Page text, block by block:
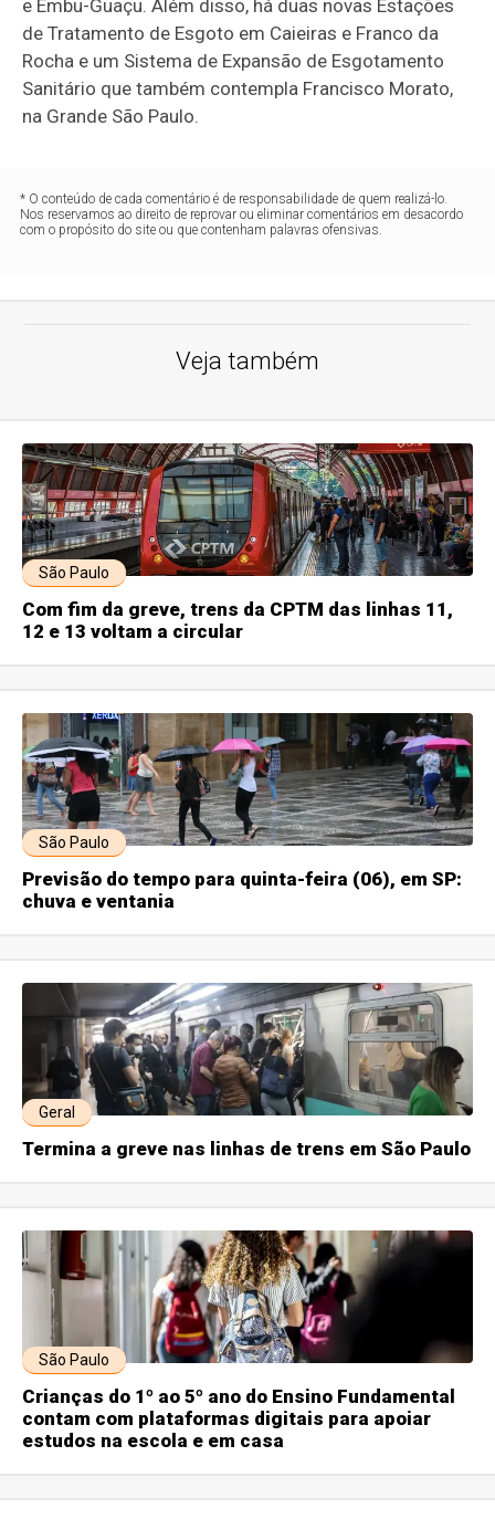
e Embu-Guaçu. Além disso, há duas novas Estações
de Tratamento de Esgoto em Caieiras e Franco da
Rocha e um Sistema de Expansão de Esgotamento
Sanitário que também contempla Francisco Morato,
na Grande São Paulo.
* O conteúdo de cada comentário é de responsabilidade de quem realizá-lo.
Nos reservamos ao direito de reprovar ou eliminar comentários em desacordo
com o propósito do site ou que contenham palavras ofensivas.
Veja também
São Paulo
Com fim da greve, trens da CPTM das linhas 11,
12 e 13 voltam a circular
São Paulo
Previsão do tempo para quinta-feira (06), em SP:
chuva e ventania
Geral
Termina a greve nas linhas de trens em São Paulo
São Paulo
Crianças do 1º ao 5º ano do Ensino Fundamental
contam com plataformas digitais para apoiar
estudos na escola e em casa